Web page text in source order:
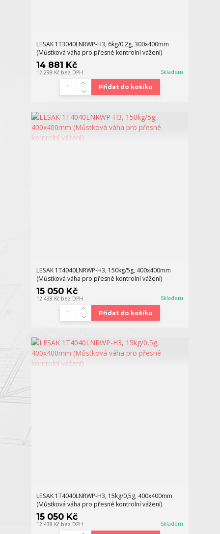
LESAK 1T3040LNRWP-H3, 6kg/0,2g, 300x400mm
(Můstková váha pro přesné kontrolní vážení)
14 881 Kč
12 298 Kč bez DPH Skladem
Přidat do košíku
LESAK 1T4040LNRWP-H3, 150kg/5g, 400x400mm
(Můstková váha pro přesné kontrolní vážení)
15 050 Kč
12 438 Kč bez DPH Skladem
Přidat do košíku
LESAK 1T4040LNRWP-H3, 15kg/0,5g, 400x400mm
(Můstková váha pro přesné kontrolní vážení)
15 050 Kč
12 438 Kč bez DPH Skladem